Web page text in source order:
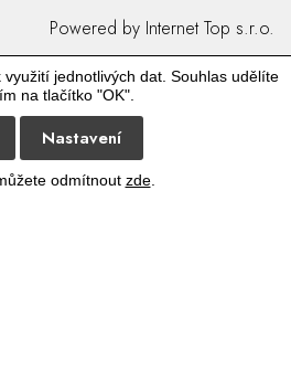
Powered by Internet Top s.r.o.
jednotlivých dat. Souhlas udělíte
na tlačítko "OK".
Nastavení
odmítnout zde.